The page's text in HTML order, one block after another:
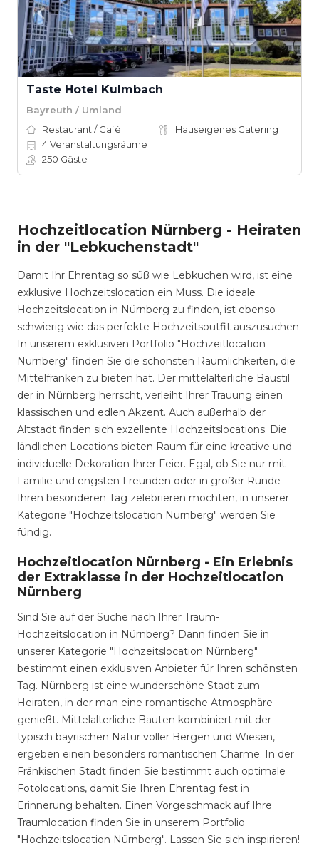
Taste Hotel Kulmbach
Bayreuth / Umland
Restaurant / Café
Hauseigenes Catering
4Veranstaltungsräume
250 Gäste
Hochzeitlocation Nürnberg - Heiraten
in der "Lebkuchenstadt"
Damit Ihr Ehrentag so süß wie Lebkuchen wird, ist eine
exklusive Hochzeitslocation ein Muss. Die ideale
Hochzeitslocation in Nürnberg zu finden, ist ebenso
schwierig wie das perfekte Hochzeitsoutfit auszusuchen.
In unserem exklusiven Portfolio "Hochzeitlocation
Nürnberg" finden Sie die schönsten Räumlichkeiten, die
Mittelfranken zu bieten hat. Der mittelalterliche Baustil
der in Nürnberg herrscht, verleiht Ihrer Trauung einen
klassischen und edlen Akzent. Auch außerhalb der
Altstadt finden sich exzellente Hochzeitslocations. Die
ländlichen Locations bieten Raum für eine kreative und
individuelle Dekoration Ihrer Feier. Egal, ob Sie nur mit
Familie und engsten Freunden oder in großer Runde
Ihren besonderen Tag zelebrieren möchten, in unserer
Kategorie "Hochzeitslocation Nürnberg" werden Sie
fündig.
Hochzeitlocation Nürnberg - Ein Erlebnis
der Extraklasse in der Hochzeitlocation
Nürnberg
Sind Sie auf der Suche nach Ihrer Traum-
Hochzeitslocation in Nürnberg? Dann finden Sie in
unserer Kategorie "Hochzeitslocation Nürnberg"
bestimmt einen exklusiven Anbieter für Ihren schönsten
Tag. Nürnberg ist eine wunderschöne Stadt zum
Heiraten, in der man eine romantische Atmosphäre
genießt. Mittelalterliche Bauten kombiniert mit der
typisch bayrischen Natur voller Bergen und Wiesen,
ergeben einen besonders romantischen Charme. In der
Fränkischen Stadt finden Sie bestimmt auch optimale
Fotolocations, damit Sie Ihren Ehrentag fest in
Erinnerung behalten. Einen Vorgeschmack auf Ihre
Traumlocation finden Sie in unserem Portfolio
"Hochzeitslocation Nürnberg". Lassen Sie sich inspirieren!